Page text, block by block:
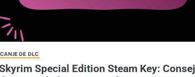
CANJE DE DLC
Special Edition Steam Key: